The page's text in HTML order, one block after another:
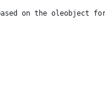
on the oleobject